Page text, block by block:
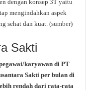
dengan konsep 3T yaitu
mengindahkan aspek
sehat dan kuat. (sumber)
Sakti
karyawan di PT
Sakti per bulan di
rendah dari rata-rata